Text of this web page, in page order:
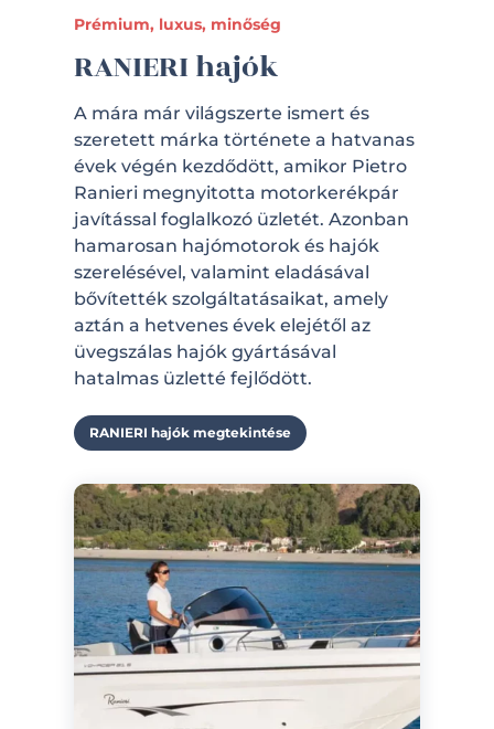
Prémium, luxus, minőség
RANIERI hajók
A mára már világszerte ismert és
szeretett márka története a hatvanas
évek végén kezdődött, amikor Pietro
Ranieri megnyitotta motorkerékpár
javítással foglalkozó üzletét. Azonban
hamarosan hajómotorok és hajók
szerelésével, valamint eladásával
bővítették szolgáltatásaikat, amely
aztán a hetvenes évek elejétől az
üvegszálas hajók gyártásával
hatalmas üzletté fejlődött.
RANIERI hajók megtekintése